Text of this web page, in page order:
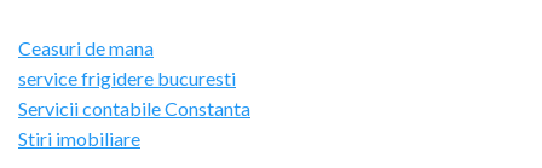
Ceasuri de mana
service frigidere bucuresti
Servicii contabile Constanta
Stiri imobiliare